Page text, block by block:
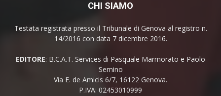
CHI SIAMO
Testata registrata presso il Tribunale di Genova al registro n.
14/2016 con data 7 dicembre 2016.
EDITORE: B.C.A.T. Services di Pasquale Marmorato e Paolo
Semino
Via E. de Amicis 6/7, 16122 Genova.
P.IVA: 02453010999